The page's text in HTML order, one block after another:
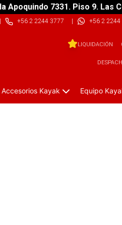
Apoquindo 7331. Piso 9. Las
+56 2 2244 3777 | +56 2 2244
LIQUIDACIÓN
Accesorios Kayak Equipo